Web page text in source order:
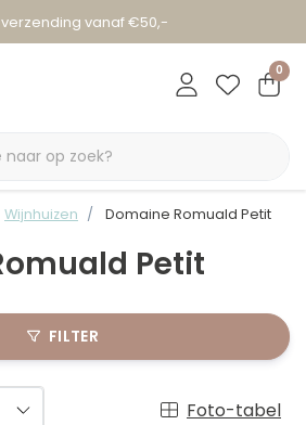
verzending vanaf €50,-
0
Wijnhuizen Domaine Romuald Petit
Petit
FILTER
Foto-tabel